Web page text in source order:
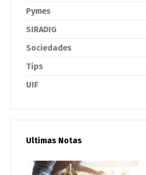
Pymes
SIRADIG
Sociedades
Tips
UIF
Ultimas Notas